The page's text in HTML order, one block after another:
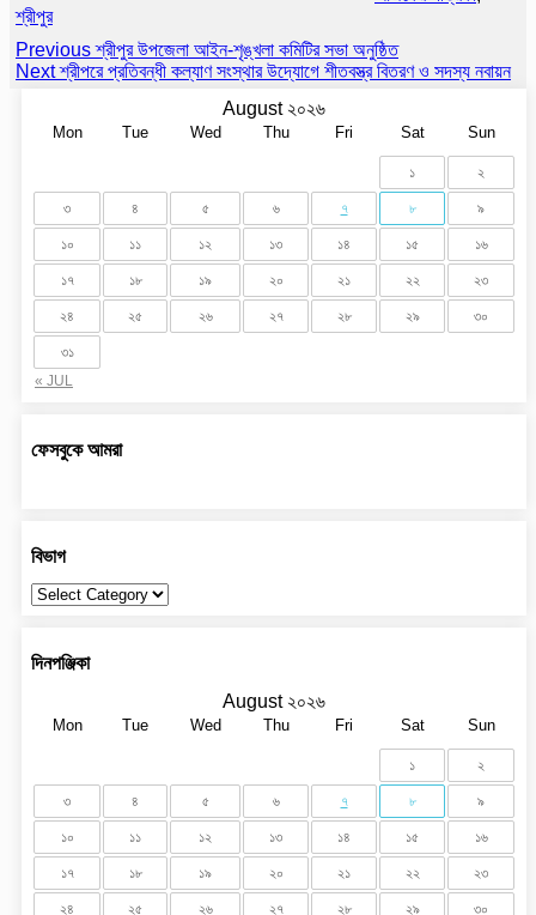
শ্রীপুর
Post
Previous
Previousশ্রীপুর উপজেলা আইন-শৃঙ্খলা কমিটির সভা অনুষ্ঠিত
August ২০২৬
Sat Sun
১ ২
৩ ৪ ৫ ৬ ৭ ৮ ৯
১০ ১১ ১২ ১৩ ১৪ ১৫ ১৬
১৭ ১৮ ১৯ ২০ ২১ ২২ ২৩
২৪ ২৫ ২৬ ২৭ ২৮ ২৯ ৩০
৩১
August ২০২৬
Sat Sun
১ ২
৩ ৪ ৫ ৬ ৭ ৮ ৯
১০ ১১ ১২ ১৩ ১৪ ১৫ ১৬
১৭ ১৮ ১৯ ২০ ২১ ২২ ২৩